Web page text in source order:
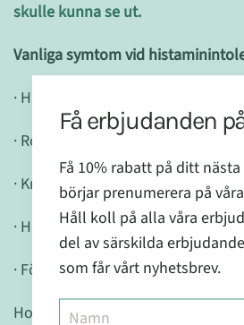
skulle kunna se ut.
Vanliga symtom vid
· Huvudvärk, migrän, yrsel
· Rodnad, klåda och svullnad
· Kramper, blödningar och diarré i
· Hosta, astma, rinnande näsa,
· Förändringar i blodtryck,
Holistic Histaminintoleranstest
Få erbjudanden
Få 10% rabatt på ditt
börjar prenumerera på
Håll koll på alla våra
del av särskilda
som får vårt nyhetsbrev.